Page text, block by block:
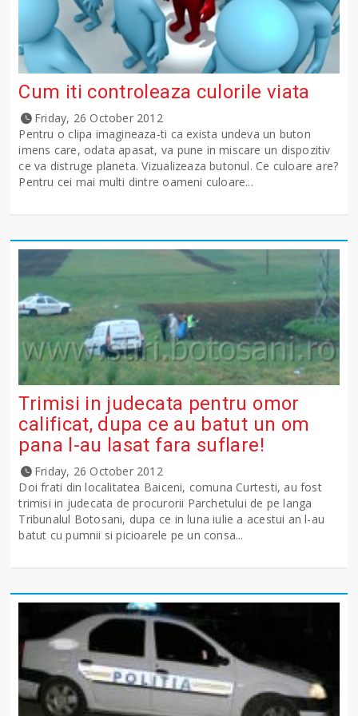
Cum iti controleaza culorile viata
Friday, 26 October 2012
Pentru o clipa imagineaza-ti ca exista undeva un buton
imens care, odata apasat, va pune in miscare un dispozitiv
ce va distruge planeta. Vizualizeaza butonul. Ce culoare are?
Pentru cei mai multi dintre oameni culoare...
Trimisi in judecata pentru omor
calificat, dupa ce au batut un om
pana l-au lasat fara suflare!
Friday, 26 October 2012
Doi frati din localitatea Baiceni, comuna Curtesti, au fost
trimisi in judecata de procurorii Parchetului de pe langa
Tribunalul Botosani, dupa ce in luna iulie a acestui an l-au
batut cu pumnii si picioarele pe un consa...